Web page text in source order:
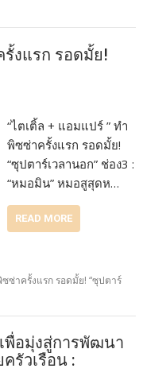
รั้งแรก รอดมั้ย!
“ไตเติ้ล + แอมแปร์ ” ทำ
พิซซ่าครั้งแรก รอดมั้ย!
“ซุปตาร์เวลานอก” ช่อง3 :
“หมอมิน” หมอสูสุดห…
READ MORE
ซซ่าครั้งแรก รอดมั้ย! “ซุปตาร์
พื่อมุ่งสู่การพัฒนา
รัวเรือน :